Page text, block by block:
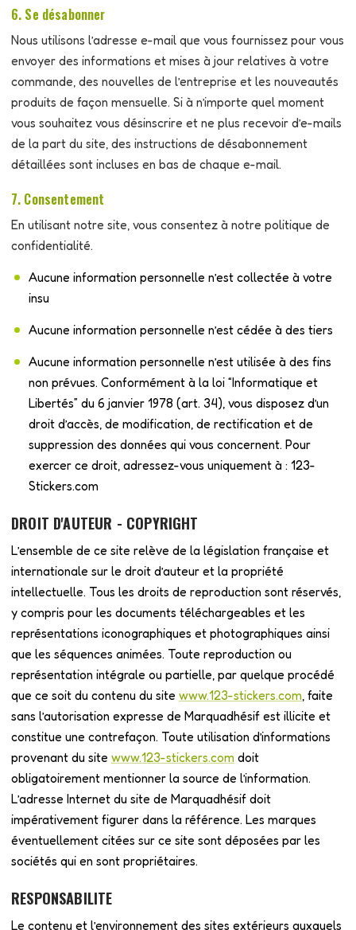
6. Se désabonner
Nous utilisons l’adresse e-mail que vous fournissez pour vous
envoyer des informations et mises à jour relatives à votre
commande, des nouvelles de l’entreprise et les nouveautés
produits de façon mensuelle. Si à n’importe quel moment
vous souhaitez vous désinscrire et ne plus recevoir d’e-mails
de la part du site, des instructions de désabonnement
détaillées sont incluses en bas de chaque e-mail.
7. Consentement
En utilisant notre site, vous consentez à notre politique de
confidentialité.
Aucune information personnelle n’est collectée à votre
insu
Aucune information personnelle n’est cédée à des tiers
Aucune information personnelle n’est utilisée à des fins
non prévues. Conformément à la loi “Informatique et
Libertés” du 6 janvier 1978 (art. 34), vous disposez d’un
droit d’accès, de modification, de rectification et de
suppression des données qui vous concernent. Pour
exercer ce droit, adressez-vous uniquement à : 123-
Stickers.com
DROIT D'AUTEUR - COPYRIGHT
L’ensemble de ce site relève de la législation française et
internationale sur le droit d’auteur et la propriété
intellectuelle. Tous les droits de reproduction sont réservés,
y compris pour les documents téléchargeables et les
représentations iconographiques et photographiques ainsi
que les séquences animées. Toute reproduction ou
représentation intégrale ou partielle, par quelque procédé
que ce soit du contenu du site www.123-stickers.com, faite
sans l’autorisation expresse de Marquadhésif est illicite et
constitue une contrefaçon. Toute utilisation d’informations
provenant du site www.123-stickers.com doit
obligatoirement mentionner la source de l’information.
L’adresse Internet du site de Marquadhésif doit
impérativement figurer dans la référence. Les marques
éventuellement citées sur ce site sont déposées par les
sociétés qui en sont propriétaires.
RESPONSABILITE
Le contenu et l’environnement des sites extérieurs auxquels